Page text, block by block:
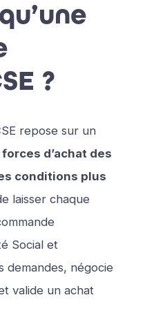
?
repose sur un
d’achat des
conditions plus
laisser chaque
Social et
demandes, négocie
valide un achat